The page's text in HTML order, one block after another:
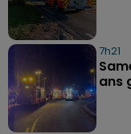
7h21
ans